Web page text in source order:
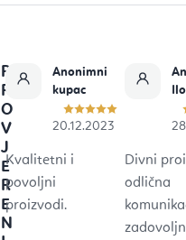
P
R
O
V
J
E
R
E
N
Anonimni
kupac
20.12.2023
Kvalitetni i
povoljni
proizvodi.
Divni
odlična